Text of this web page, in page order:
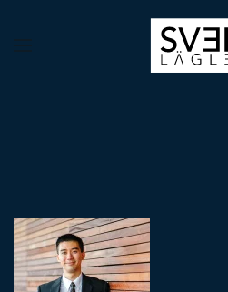
Zum Hauptinhalt springen